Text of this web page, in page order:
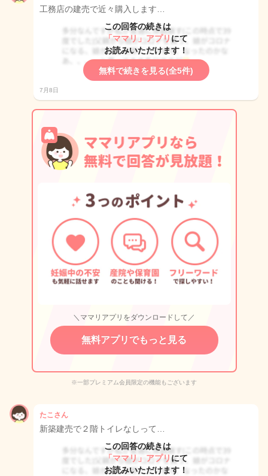
工務店の建売で近々購入します…
この回答の続きは
「ママリ」アプリ にて
お読みいただけます！
無料で続きを見る(全5件)
7月8日
＼ママリアプリをダウンロードして／
無料アプリでもっと見る
※一部プレミアム会員限定の機能もございます
たこさん
新築建売で２階トイレなしって…
この回答の続きは
「ママリ」アプリ にて
お読みいただけます！